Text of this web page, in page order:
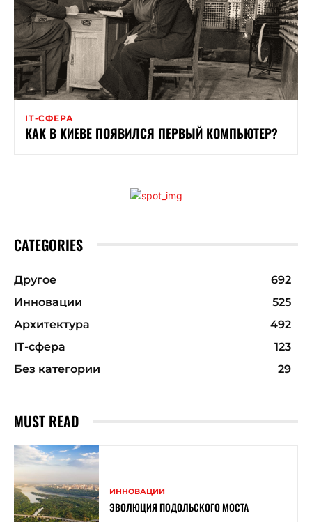
ІТ-СФЕРА
КАК В КИЕВЕ ПОЯВИЛСЯ ПЕРВЫЙ КОМПЬЮТЕР?
CATEGORIES
Другое
692
Инновации
525
Архитектура
492
ІТ-сфера
123
Без категории
29
MUST READ
ИННОВАЦИИ
ЭВОЛЮЦИЯ ПОДОЛЬСКОГО МОСТА